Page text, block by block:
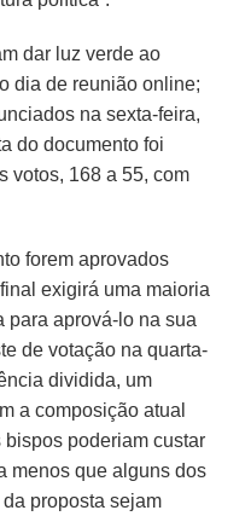
dar luz verde ao
dia de reunião online;
na sexta-feira,
do documento foi
votos, 168 a 55, com
forem aprovados
exigirá uma maioria
para aprová-lo na sua
de votação na quarta-
dividida, um
a composição atual
poderiam custar
menos que alguns dos
proposta sejam